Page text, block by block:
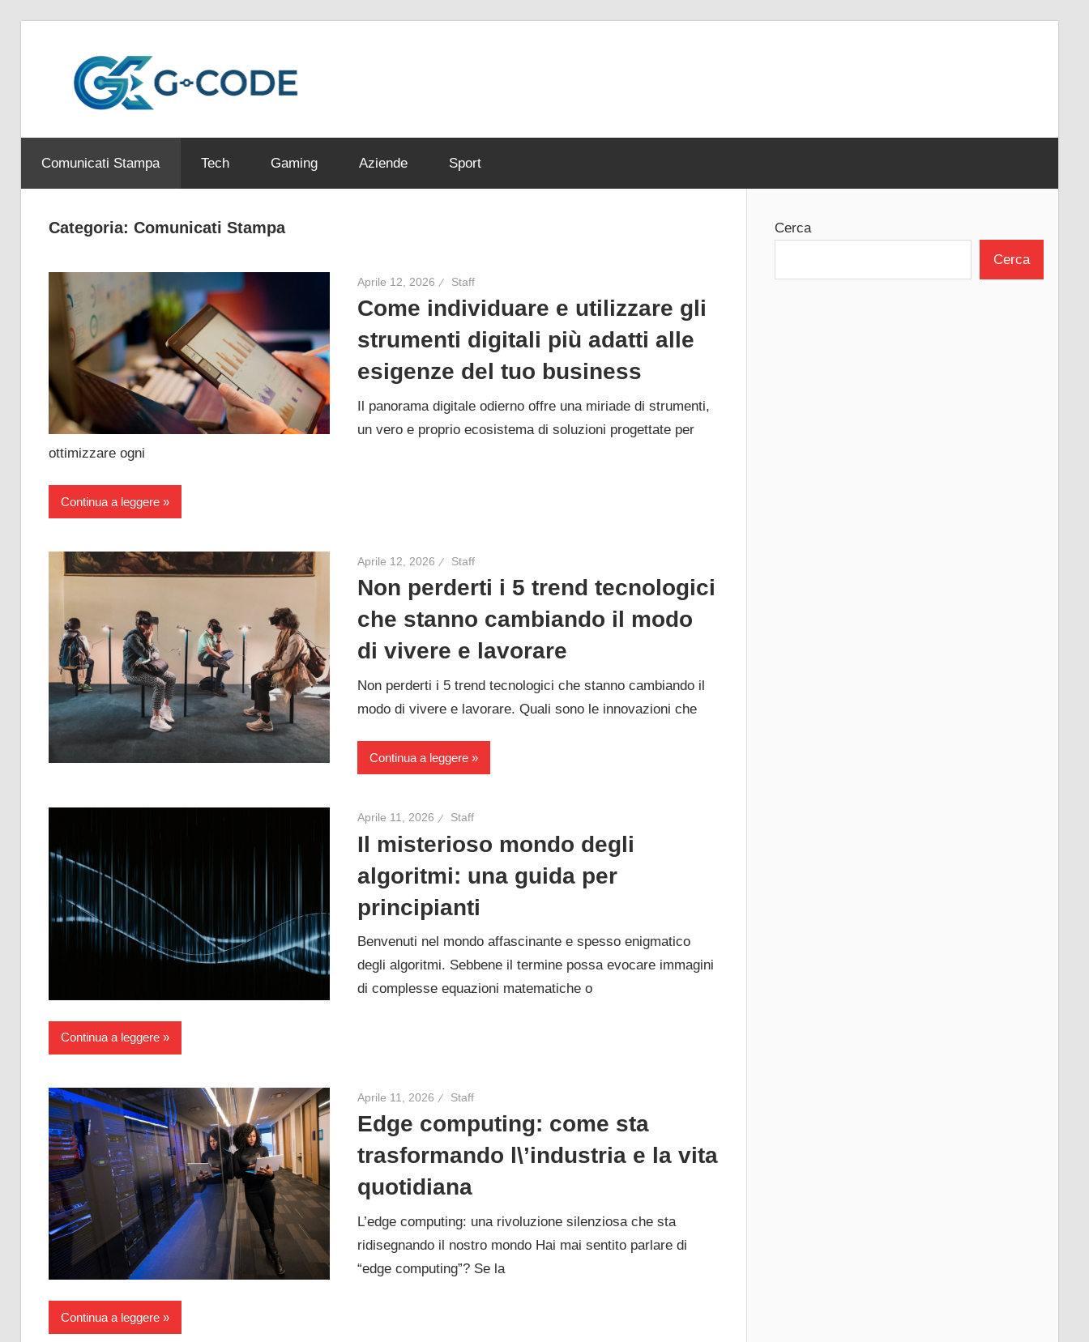
contenuto
Code
e
altri
contenuti
Comunicati Stampa Tech Gaming Aziende Sport
Categoria: Comunicati Stampa
Aprile 12, 2026 Staff
Come individuare e utilizzare gli
strumenti digitali più adatti alle
esigenze del tuo business
Il panorama digitale odierno offre una miriade di strumenti,
un vero e proprio ecosistema di soluzioni progettate per
ottimizzare ogni
Continua a leggere
Aprile 12, 2026 Staff
Non perderti i 5 trend tecnologici
che stanno cambiando il modo
di vivere e lavorare
Non perderti i 5 trend tecnologici che stanno cambiando il
modo di vivere e lavorare. Quali sono le innovazioni che
Continua a leggere
Aprile 11, 2026 Staff
Il misterioso mondo degli
algoritmi: una guida per
principianti
Benvenuti nel mondo affascinante e spesso enigmatico
degli algoritmi. Sebbene il termine possa evocare immagini
di complesse equazioni matematiche o
Continua a leggere
Aprile 11, 2026 Staff
Edge computing: come sta
trasformando l\’industria e la vita
quotidiana
L’edge computing: una rivoluzione silenziosa che sta
ridisegnando il nostro mondo Hai mai sentito parlare di
“edge computing”? Se la
Continua a leggere
Cerca
Cerca